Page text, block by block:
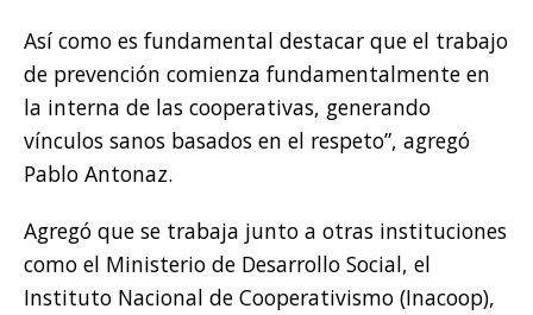
Así como es fundamental destacar que el trabajo
de prevención comienza fundamentalmente en
la interna de las cooperativas, generando
vínculos sanos basados en el respeto”, agregó
Pablo Antonaz.
Agregó que se trabaja junto a otras instituciones
como el Ministerio de Desarrollo Social, el
Instituto Nacional de Cooperativismo (Inacoop),